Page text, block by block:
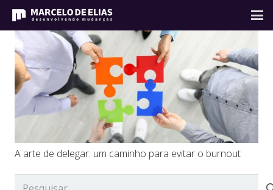
A arte de delegar: um caminho para evitar o burnout
Pesquisar